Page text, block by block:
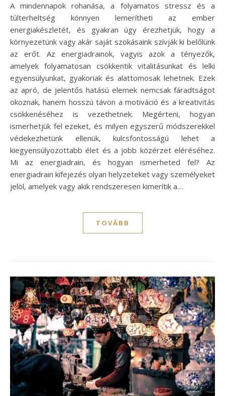
A mindennapok rohanása, a folyamatos stressz és a
túlterheltség könnyen lemerítheti az ember
energiakészletét, és gyakran úgy érezhetjük, hogy a
környezetünk vagy akár saját szokásaink szívják ki belőlünk
az erőt. Az energiadrainok, vagyis azok a tényezők,
amelyek folyamatosan csökkentik vitalitásunkat és lelki
egyensúlyunkat, gyakoriak és alattomosak lehetnek. Ezek
az apró, de jelentős hatású elemek nemcsak fáradtságot
okoznak, hanem hosszú távon a motiváció és a kreativitás
csökkenéséhez is vezethetnek. Megérteni, hogyan
ismerhetjük fel ezeket, és milyen egyszerű módszerekkel
védekezhetünk ellenük, kulcsfontosságú lehet a
kiegyensúlyozottabb élet és a jobb közérzet eléréséhez.
Mi az energiadrain, és hogyan ismerheted fel? Az
energiadrain kifejezés olyan helyzeteket vagy személyeket
jelöl, amelyek vagy akik rendszeresen kimerítik a…
TOVÁBB